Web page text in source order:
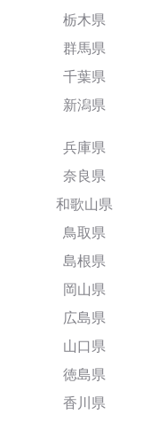
栃木県
群馬県
千葉県
新潟県
兵庫県
奈良県
和歌山県
鳥取県
島根県
岡山県
広島県
山口県
徳島県
香川県